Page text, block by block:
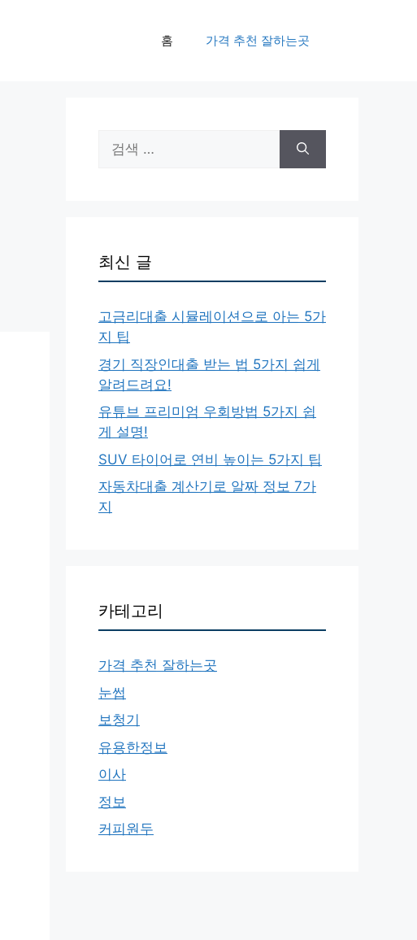
홈 가격 추천 잘하는곳
색:
최신 글
고금리대출 시뮬레이션으로 아는 5가
지 팁
경기 직장인대출 받는 법 5가지 쉽게
알려드려요!
유튜브 프리미엄 우회방법 5가지 쉽
게 설명!
SUV 타이어로 연비 높이는 5가지 팁
자동차대출 계산기로 알짜 정보 7가
지
카테고리
가격 추천 잘하는곳
눈썹
보청기
유용한정보
이사
정보
커피원두